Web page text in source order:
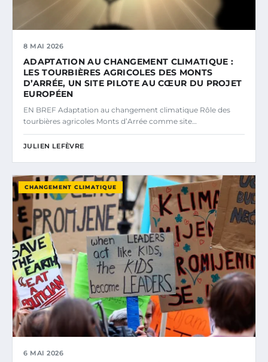
8 MAI 2026
ADAPTATION AU CHANGEMENT CLIMATIQUE :
LES TOURBIÈRES AGRICOLES DES MONTS
D’ARRÉE, UN SITE PILOTE AU CŒUR DU PROJET
EUROPÉEN
EN BREF Adaptation au changement climatique Rôle des
tourbières agricoles Monts d’Arrée comme site…
JULIEN LEFÈVRE
CHANGEMENT CLIMATIQUE
6 MAI 2026